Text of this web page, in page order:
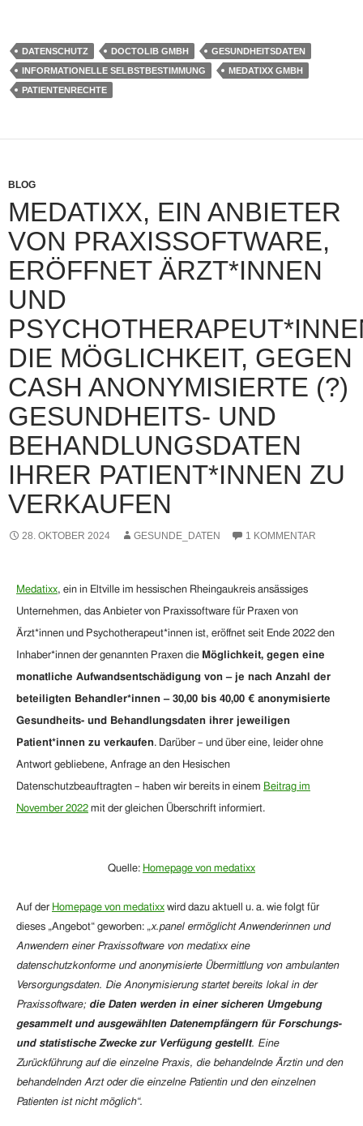
DATENSCHUTZ DOCTOLIB GMBH
GESUNDHEITSDATEN
INFORMATIONELLE SELBSTBESTIMMUNG
MEDATIXX GMBH
PATIENTENRECHTE
BLOG
MEDATIXX, EIN ANBIETER
VON PRAXISSOFTWARE,
ERÖFFNET ÄRZT*INNEN
UND
DIE MÖGLICHKEIT, GEGEN
CASH ANONYMISIERTE (?)
GESUNDHEITS- UND
BEHANDLUNGSDATEN
IHRER PATIENT*INNEN ZU
VERKAUFEN
28. OKTOBER 2024 GESUNDE_DATEN 1 KOMMENTAR
Medatixx, ein in Eltville im hessischen Rheingaukreis ansässiges
Unternehmen, das Anbieter von Praxissoftware für Praxen von
Ärzt*innen und Psychotherapeut*innen ist, eröffnet seit Ende 2022 den
Inhaber*innen der genannten Praxen die Möglichkeit, gegen eine
monatliche Aufwandsentschädigung von – je nach Anzahl der
beteiligten Behandler*innen – 30,00 bis 40,00 € anonymisierte
Gesundheits- und Behandlungsdaten ihrer jeweiligen
Patient*innen zu verkaufen. Darüber – und über eine, leider ohne
Antwort gebliebene, Anfrage an den Hesischen
Datenschutzbeauftragten – haben wir bereits in einem Beitrag im
November 2022 mit der gleichen Überschrift informiert.
Quelle: Homepage von medatixx
Auf der Homepage von medatixx wird dazu aktuell u. a. wie folgt für
dieses „Angebot“ geworben: „x.panel ermöglicht Anwenderinnen und
Anwendern einer Praxissoftware von medatixx eine
datenschutzkonforme und anonymisierte Übermittlung von ambulanten
Versorgungsdaten. Die Anonymisierung startet bereits lokal in der
Praxissoftware; die Daten werden in einer sicheren Umgebung
gesammelt und ausgewählten Datenempfängern für Forschungs-
und statistische Zwecke zur Verfügung gestellt. Eine
Zurückführung auf die einzelne Praxis, die behandelnde Ärztin und den
behandelnden Arzt oder die einzelne Patientin und den einzelnen
Patienten ist nicht möglich“.